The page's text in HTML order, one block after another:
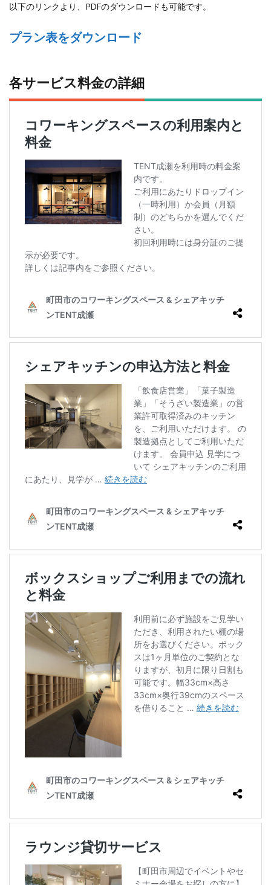
以下のリンクより、PDFのダウンロードも可能です。
プラン表をダウンロード
各サービス料金の詳細